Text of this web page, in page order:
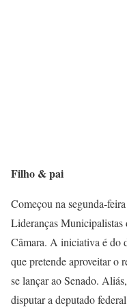
Filho & pai
Começou na segunda-
Lideranças Municipalistas
Câmara. A iniciativa é do
que pretende aproveitar o
se lançar ao Senado.
disputar a deputado